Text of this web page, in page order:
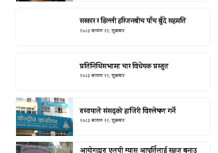
सरकार र डिल्ली हरिजनबीच पाँच बुँदे सहमति
२०८३ श्रावण २२, शुक्रबार
प्रतिनिधिसभामा चार विधेयक प्रस्तुत
२०८३ श्रावण २२, शुक्रबार
रास्वपाले संसद्को हाजिरी विश्लेषण गर्ने
२०८३ श्रावण २२, शुक्रबार